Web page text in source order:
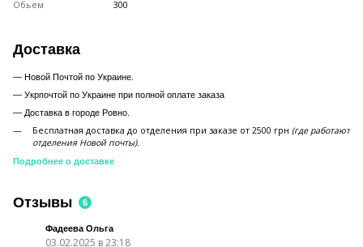
Обьем 300
Доставка
— Новой Почтой по Украине.
— Укрпочтой по Украине при полной оплате заказа
— Доставка в городе Ровно.
Бесплатная доставка до отделения при заказе от 2500 грн (где работают
отделения Новой почты).
Подробнее о доставке
Отзывы 6
Фадеева Ольга
03.02.2025 в 23:18